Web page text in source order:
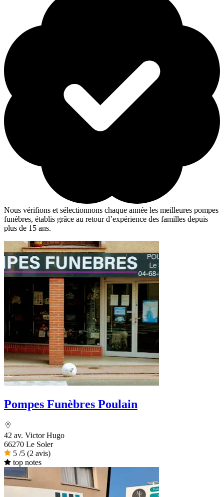
Nous vérifions et sélectionnons chaque année les meilleures pompes
funèbres, établis grâce au retour d’expérience des familles depuis
plus de 15 ans.
Pompes Funèbres Poulain
42 av. Victor Hugo
66270 Le Soler
5 /5 (2 avis)
top notes